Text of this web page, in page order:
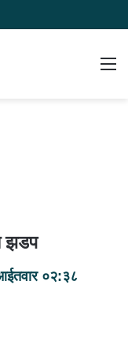
समाचार
झडप
०२:३८